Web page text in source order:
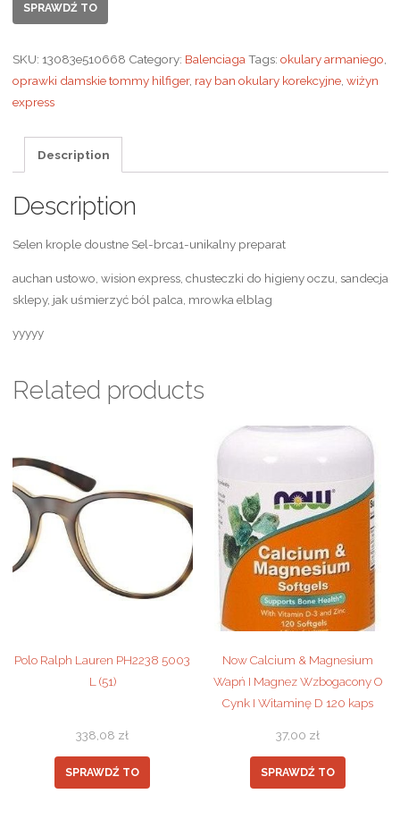
SPRAWDŹ TO
SKU: 13083e510668 Category: Balenciaga Tags: okulary armaniego
oprawki damskie tommy hilfiger, ray ban okulary korekcyjne, wiżyn
express
Description
Description
Selen krople doustne Sel-brca1-unikalny preparat
auchan ustowo, wision express, chusteczki do higieny oczu, sandecja
sklepy, jak uśmierzyć ból palca, mrowka elblag
yyyyy
Related products
Polo Ralph Lauren PH2238 5003
L (51)
338,08 zł
SPRAWDŹ TO
Now Calcium & Magnesium
Wapń I Magnez Wzbogacony O
Cynk I Witaminę D 120 kaps
37,00 zł
SPRAWDŹ TO